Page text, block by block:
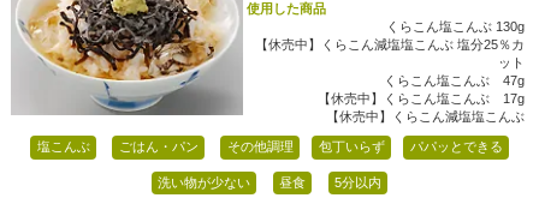
使用した商品
くらこん塩こんぶ 130g
【休売中】くらこん減塩塩こんぶ 塩分25％カ
ット
くらこん塩こんぶ 47g
【休売中】くらこん塩こんぶ 17g
【休売中】くらこん減塩塩こんぶ
塩こんぶ ごはん・パン その他調理 包丁いらず パパッとできる
洗い物が少ない 昼食 5分以内